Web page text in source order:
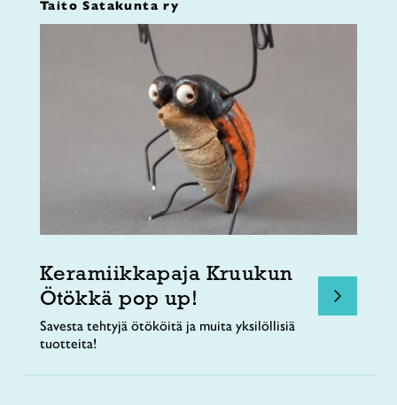
Taito Satakunta ry
Keramiikkapaja Kruukun
Ötökkä pop up!
Savesta tehtyjä ötököitä ja muita yksilöllisiä
tuotteita!